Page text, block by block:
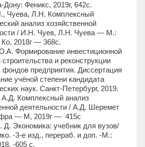
Дону: Феникс, 2019г, 642с.
Чуева, Л.Н. Комплексный
анализ хозяйственной
/ И.Н. Чуев, Л.Н. Чуева — М.:
2018г — 368с.
Формирование инвестиционной
строительства и реконструкции
предприятия. Диссертация
учёной степени кандидата
наук. Санкт-Петербург, 2019.
Комплексный анализ
деятельности / А.Д. Шеремет
— М, 2019г — 415с
Экономика: учебник для вузов/
-3-е изд., перераб. и доп. -М.:
-605 с.